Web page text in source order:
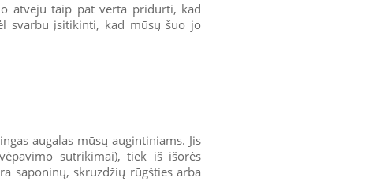
atveju taip pat verta pridurti, kad
svarbu įsitikinti, kad mūsų šuo jo
augalas mūsų augintiniams. Jis
sutrikimai), tiek iš išorės
saponinų, skruzdžių rūgšties arba